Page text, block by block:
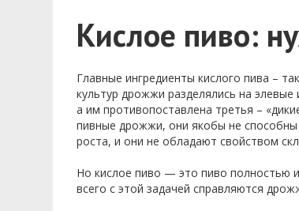
Кислое пиво:
Главные ингредиенты кислого пива –
культур дрожжи разделялись на
а им противопоставлена третья –
пивные дрожжи, они якобы не способны
роста, и они не обладают свойством
Но кислое пиво — это пиво полностью
всего с этой задачей справляются